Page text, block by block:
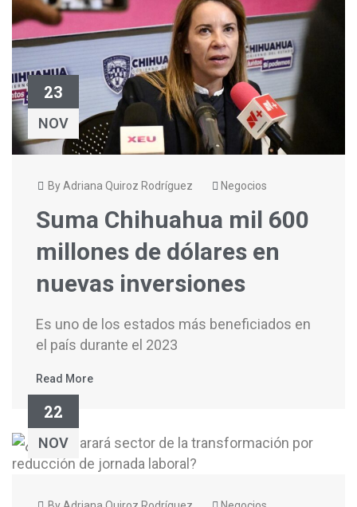
23
NOV
By Adriana Quiroz Rodríguez Negocios
Suma Chihuahua mil 600
millones de dólares en
nuevas inversiones
Es uno de los estados más beneficiados en
el país durante el 2023
Read More
22
NOV